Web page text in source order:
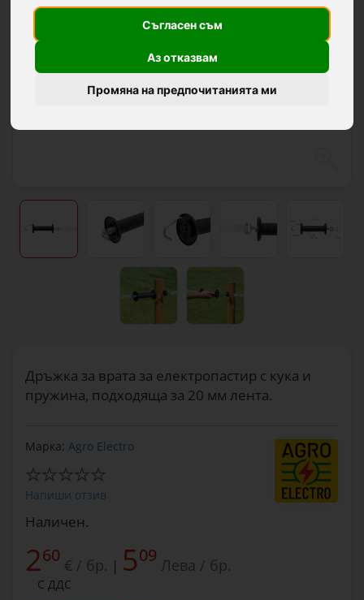
Съгласен съм
Аз отказвам
Промяна на предпочитанията ми
Дръжка за врата за електропастир с кука и
пружина, подходяща за 20 мм лента.
Марка: Agro Electro
Напиши отзив
Наличен.
260 € / бр. | 509 Лева / бр.
С ДДС